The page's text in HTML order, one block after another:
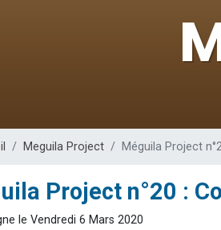
3
2
Meguila Project Méguila Project
Project n°20 :
le Vendredi 6 Mars 2020